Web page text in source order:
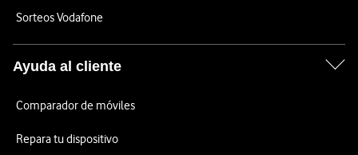
Sorteos Vodafone
Ayuda al cliente
Comparador de móviles
Repara tu dispositivo